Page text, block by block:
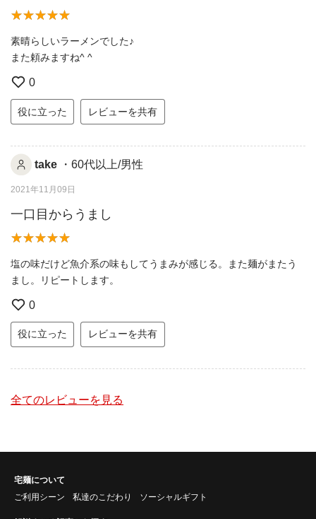
素晴らしいラーメンでした♪
また頼みますね^ ^
0
役に立った レビューを共有
take ・60代以上/男性
2021年11月09日
一口目からうまし
塩の味だけど魚介系の味もしてうまみが感じる。また麺がまたう
まし。リピートします。
0
役に立った レビューを共有
全てのレビューを見る
宅麺について
ご利用シーン
私達のこだわり ソーシャルギフト